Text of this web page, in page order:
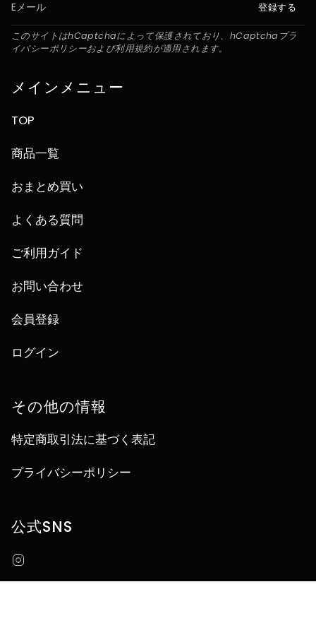
登録する
このサイトはhCaptchaによって保護されており、hCaptcha プラ
イバシーポリシーおよび利用規約が適用されます。
メインメニュー
TOP
商品一覧
おまとめ買い
よくある質問
ご利用ガイド
お問い合わせ
会員登録
ログイン
その他の情報
特定商取引法に基づく表記
プライバシーポリシー
公式SNS